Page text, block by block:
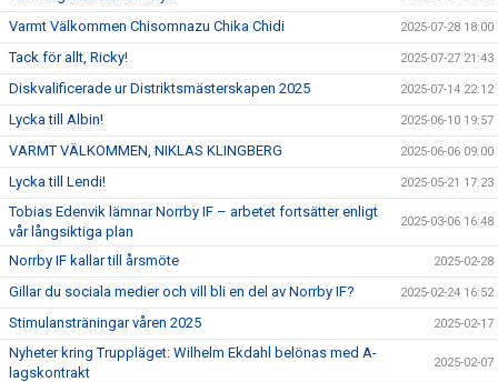
Varmt Välkommen Chisomnazu Chika Chidi 2025-07-28 18:00
Tack för allt, Ricky! 2025-07-27 21:43
Diskvalificerade ur Distriktsmästerskapen 2025 2025-07-14 22:12
Lycka till Albin! 2025-06-10 19:57
VARMT VÄLKOMMEN, NIKLAS KLINGBERG 2025-06-06 09:00
Lycka till Lendi! 2025-05-21 17:23
Tobias Edenvik lämnar Norrby IF – arbetet fortsätter enligt
vår långsiktiga plan
2025-03-06 16:48
Norrby IF kallar till årsmöte 2025-02-28
Gillar du sociala medier och vill bli en del av Norrby IF? 2025-02-24 16:52
Stimulansträningar våren 2025 2025-02-17
Nyheter kring Truppläget: Wilhelm Ekdahl belönas med A-
lagskontrakt
2025-02-07